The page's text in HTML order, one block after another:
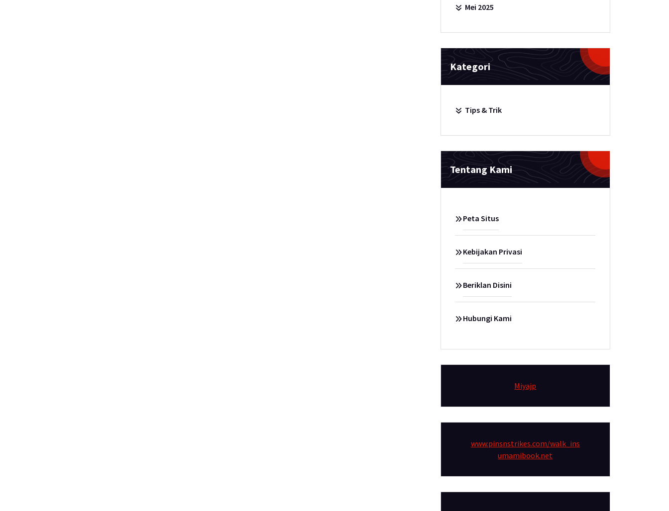
Mei 2025
Kategori
Tips & Trik
Tentang Kami
Peta Situs
Kebijakan Privasi
Beriklan Disini
Hubungi Kami
Miyajp
www.pinsnstrikes.com/walk_ins
umamibook.net